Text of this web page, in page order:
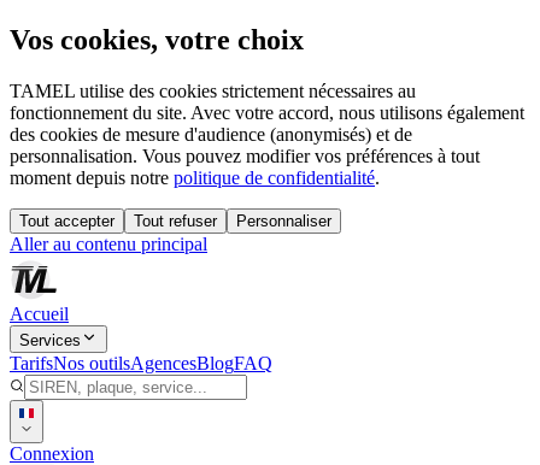
Vos cookies, votre choix
TAMEL utilise des cookies strictement nécessaires au
fonctionnement du site. Avec votre accord, nous utilisons également
des cookies de mesure d'audience (anonymisés) et de
personnalisation. Vous pouvez modifier vos préférences à tout
moment depuis notre politique de confidentialité.
Tout accepter Tout refuser Personnaliser
Aller au contenu principal
Accueil
Services
TarifsNos outilsAgencesBlogFAQ
Connexion